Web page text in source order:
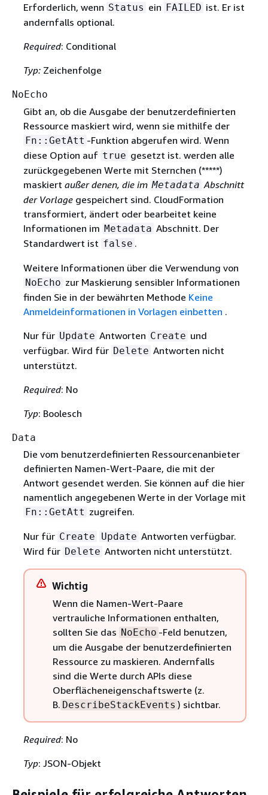
Erforderlich, wenn Status ein FAILED ist. Er ist
andernfalls optional.
Required: Conditional
Typ:Zeichenfolge
NoEcho
Gibt an, ob die Ausgabe der benutzerdefinierten
Ressource maskiert wird, wenn sie mithilfe der
Fn::GetAtt -Funktion abgerufen wird. Wenn
diese Option auf true gesetzt ist. werden alle
zurückgegebenen Werte mit Sternchen (*****)
maskiert außer denen, die im Metadata Abschnitt
der Vorlagegespeichert sind. CloudFormation
transformiert, ändert oder bearbeitet keine
Informationen im Metadata Abschnitt. Der
Standardwert ist false .
Weitere Informationen über die Verwendung von
NoEcho zur Maskierung sensibler Informationen
finden Sie in der bewährten Methode Keine
Anmeldeinformationen in Vorlagen einbetten .
Nur für Update Antworten Create und
verfügbar. Wird für Delete Antworten nicht
unterstützt.
Required: No
Typ: Boolesch
Data
Die vom benutzerdefinierten Ressourcenanbieter
definierten Namen-Wert-Paare, die mit der
Antwort gesendet werden. Sie können auf die hier
namentlich angegebenen Werte in der Vorlage mit
Fn::GetAtt zugreifen.
Nur für Create Update Antworten verfügbar.
Wird für Delete Antworten nicht unterstützt.
Wichtig
Wenn die Namen-Wert-Paare
vertrauliche Informationen enthalten,
sollten Sie das NoEcho -Feld benutzen,
um die Ausgabe der benutzerdefinierten
Ressource zu maskieren. Andernfalls
sind die Werte durch APIs diese
Oberflächeneigenschaftswerte (z.
B. DescribeStackEvents ) sichtbar.
Required: No
Typ: JSON-Objekt